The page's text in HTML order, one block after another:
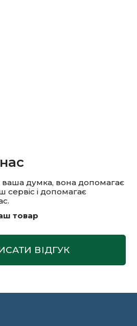
думка, вона допомагає
і допомагає
товар
ВІДГУК